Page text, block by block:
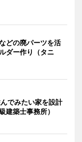
どの廃パーツを活
ダー作り（タニ
でみたい家を設計
建築士事務所）